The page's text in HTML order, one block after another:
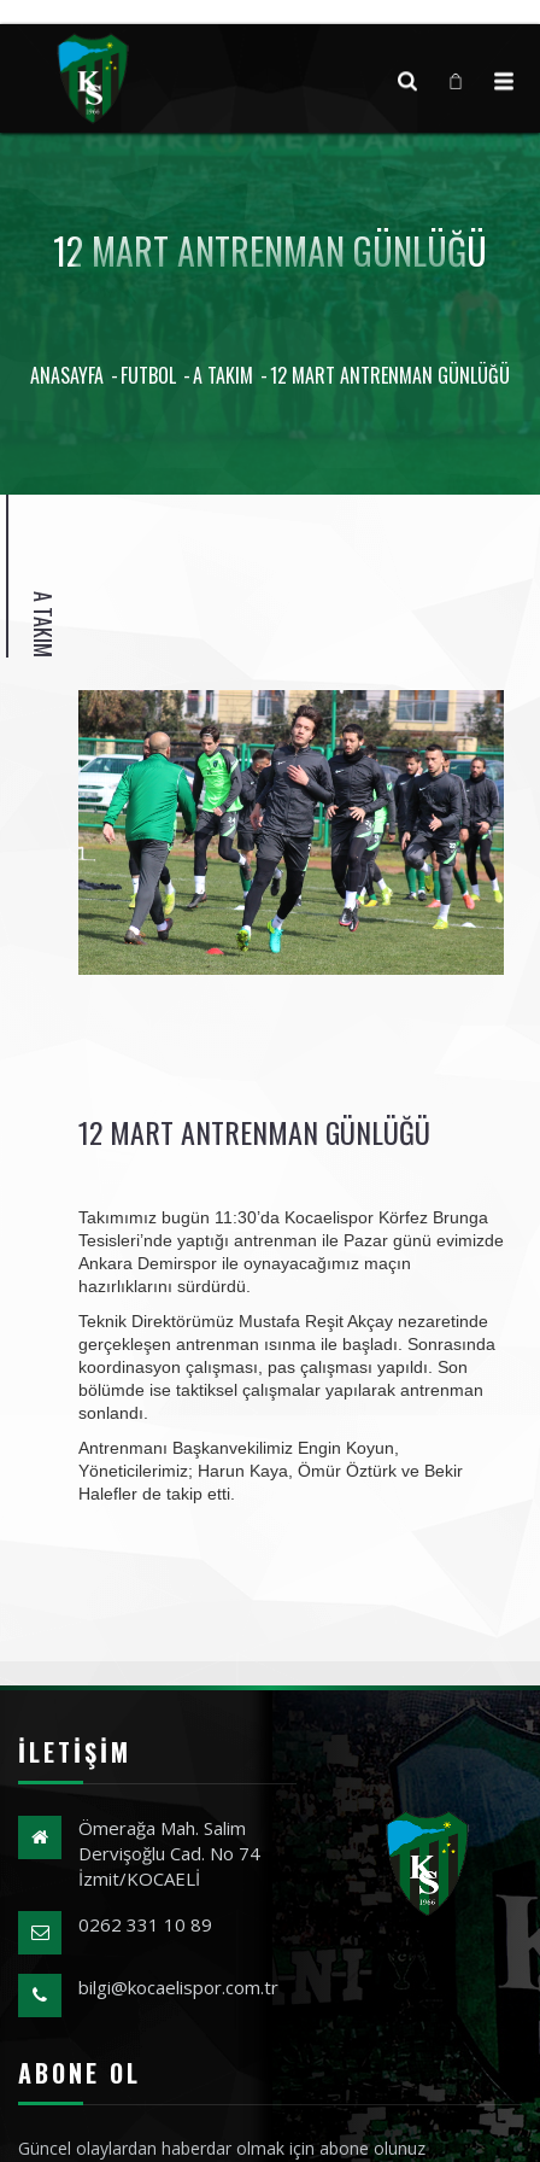
12 MART ANTRENMAN GÜNLÜĞÜ
ANASAYFA FUTBOL A TAKIM 12 MART ANTRENMAN GÜNLÜĞÜ
A TAKIM
12 MART ANTRENMAN GÜNLÜĞÜ
Takımımız bugün 11:30’da Kocaelispor Körfez Brunga
Tesisleri’nde yaptığı antrenman ile Pazar günü evimizde
Ankara Demirspor ile oynayacağımız maçın
hazırlıklarını sürdürdü.
Teknik Direktörümüz Mustafa Reşit Akçay nezaretinde
gerçekleşen antrenman ısınma ile başladı. Sonrasında
koordinasyon çalışması, pas çalışması yapıldı. Son
bölümde ise taktiksel çalışmalar yapılarak antrenman
sonlandı.
Antrenmanı Başkanvekilimiz Engin Koyun,
Yöneticilerimiz; Harun Kaya, Ömür Öztürk ve Bekir
Halefler de takip etti.
İLETIŞIM
Ömerağa Mah. Salim
Dervişoğlu Cad. No 74
İzmit/KOCAELİ
0262 331 10 89
bilgi@kocaelispor.com.tr
ABONE OL
Güncel olaylardan haberdar olmak için abone olunuz